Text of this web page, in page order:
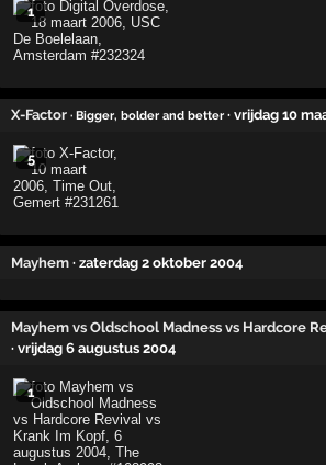
1
X-Factor · Bigger, bolder and better · vrijdag 10
5
Mayhem · zaterdag 2 oktober 2004
Mayhem vs Oldschool Madness vs Hardcore
· vrijdag 6 augustus 2004
1